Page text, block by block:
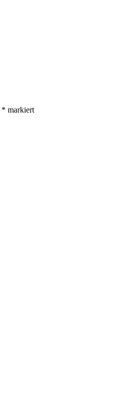
* markiert